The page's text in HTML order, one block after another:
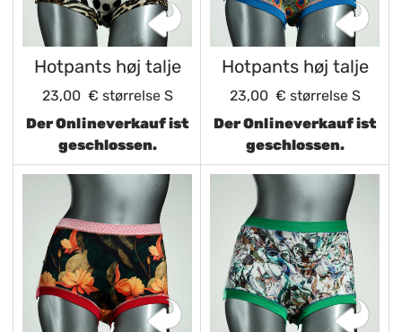
Hotpants høj talje
23,00 € størrelse S
Der Onlineverkauf ist
geschlossen.
Hotpants høj talje
23,00 € størrelse S
Der Onlineverkauf ist
geschlossen.